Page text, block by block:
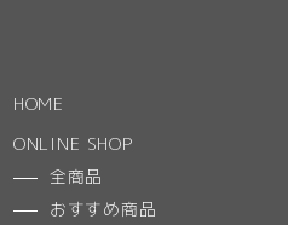
HOME
ONLINE SHOP
全商品
おすすめ商品